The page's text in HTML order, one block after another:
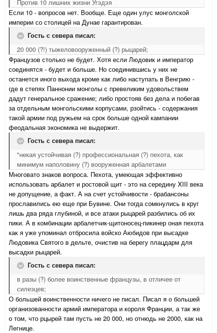
Против 10 лишних жизни Угэдэя
Если 10 - вопросов нет. Вообще. Еще один улус монголской
империи со столицей на Дунае гарантирован.
Гость с севера писал:
20 000 (?!) тыжеловооруженный (?) рыцарей;
Французов столько не будет. Хотя если Людовик и император
соединятся - будет и больше. Но соединившись у них не
останется иного выхода кроме как либо наступать в Венгрию -
где в степях Паннонии монголы с превеликим удовольствем
дадут генеральное сражение; либо простояв без дела и побегав
за отдельным монгольскими корпусами, рзойтись - содержания
такой армии под ружьем на срок больше одной кампании
феодальная экономика не выдержит.
Гость с севера писал:
"некая устойчивая (?) профессиональная (?) пехота, как
минимум наполовину (?) вооруженная арбалетами
Многовато знаков вопроса. Пехота, умеющая эффективно
использовать арбалет и ростовой щит - это на середину XIII века
не допущение, а факт. А на счет устойчивости - брабансоны
прославились ею еще при Бувине. Они тогда сомкнулись в круг
лишь два ряда глубиной, и все атаки рыцарей разбились об их
пики. А в комбинации арбалетчик-щитоносец-пикинер оная пехота
как я уже упоминал отбросила войско Аюбидов при высадке
Людовика Святого в дельте, очистив на берегу плацдарм для
высадки рыцарей.
Гость с севера писал:
в разы (?) более воинственные французы, в отличее от
силезцев;
О большей воинственности ничего не писал. Писал я о большей
организованности армий императора и короля Франции, а так же
о том, что рцырей там пусть не 20 000, но отнюдь не 2000, как на
Легнице.